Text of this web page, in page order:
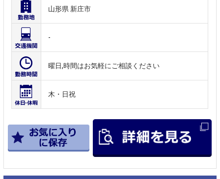
山形県 新庄市
-
曜日,時間はお気軽にご相談ください
木・日祝